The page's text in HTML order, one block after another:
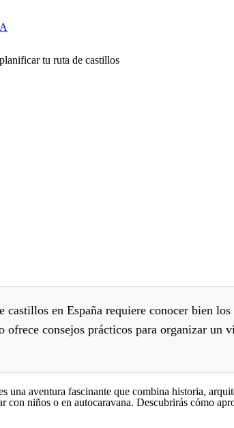
tu ruta de castillos
castillos en España requiere conocer bien
ofrece consejos prácticos para organizar un
una aventura fascinante que combina historia,
con niños o en autocaravana. Descubrirás cómo